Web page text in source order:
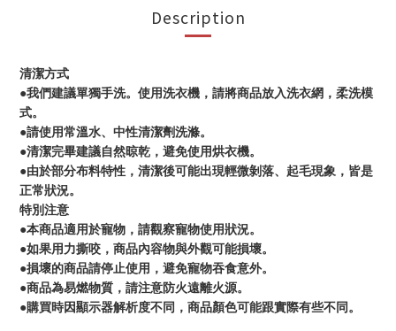
Description
清潔方式
●我們建議單獨手洗。使用洗衣機，請將商品放入洗衣網，柔洗模
式。
●請使用常溫水、中性清潔劑洗滌。
●清潔完畢建議自然晾乾，避免使用烘衣機。
●由於部分布料特性，清潔後可能出現輕微剝落、起毛現象，皆是
正常狀況。
特別注意
●本商品適用於寵物，請觀察寵物使用狀況。
●如果用力撕咬，商品內容物與外觀可能損壞。
●損壞的商品請停止使用，避免寵物吞食意外。
●商品為易燃物質，請注意防火遠離火源。
●購買時因顯示器解析度不同，商品顏色可能跟實際有些不同。